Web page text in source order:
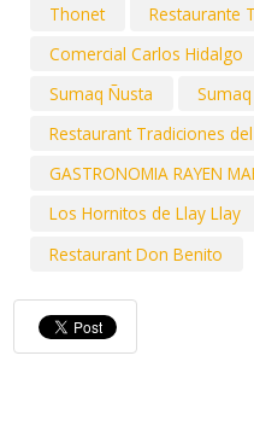
Thonet
Restaurante
Comercial Carlos Hidalgo
Sumaq Ñusta
Restaurant Tradiciones
GASTRONOMIA RAYEN
Los Hornitos de Llay Llay
Restaurant Don Benito